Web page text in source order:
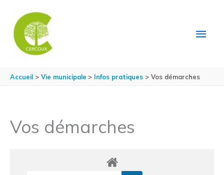
Accueil Vie municipale Infos pratiques Vos démarches
Vos démarches